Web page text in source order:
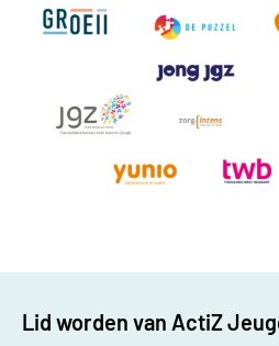
Lid worden van ActiZ